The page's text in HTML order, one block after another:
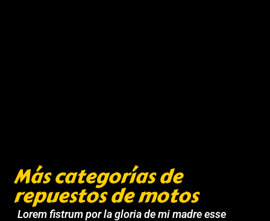
Más categorías de
repuestos de motos
Lorem fistrum por la gloria de mi madre esse